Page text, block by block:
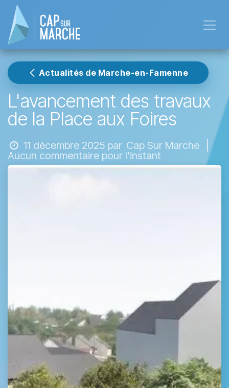
Se rendre au contenu
Actualités de Marche-en-Famenne
L'avancement des travaux
de la Place aux Foires
11 décembre 2025 par Cap Sur Marche
Aucun commentaire pour l'instant